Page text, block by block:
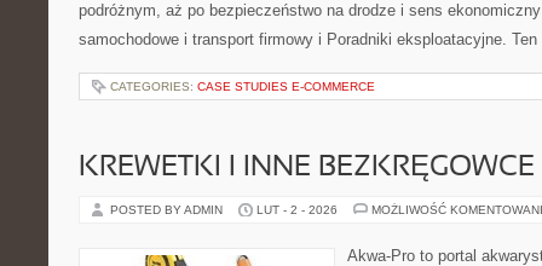
podróżnym, aż po bezpieczeństwo na drodze i sens
samochodowe i transport firmowy i Poradniki eksploatacyjne.
CATEGORIES: CASE STUDIES E-COMMERCE
KREWETKI I INNE BEZKRĘGOWCE
POSTED BY ADMIN LUT - 2 - 2026 MOŻLIWOŚĆ
Akwa-Pro to portal